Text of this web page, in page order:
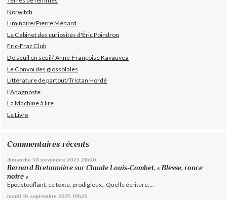
Norwitch
Liminaire/Pierre Ménard
Le Cabinet des curiosités d'Éric Poindron
Fric-Frac Club
De seuil en seuil/ Anne-Françoise Kavauvea
Le Convoi des glossolales
Littérature de partout/Tristan Hordé
L'Anagnoste
La Machine à lire
Le Livre
Commentaires récents
dimanche 30 novembre 2025 21h00
Bernard Bretonnière surClaude Louis-Combet, « Blesse, ronce
noire »
Époustouflant, ce texte, prodigieux,. Quelle écriture,...
mardi 16 septembre 2025 19h20